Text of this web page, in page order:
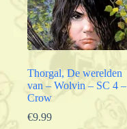
Thorgal, De werelden
van – Wolvin – SC 4 –
Crow
€9.99